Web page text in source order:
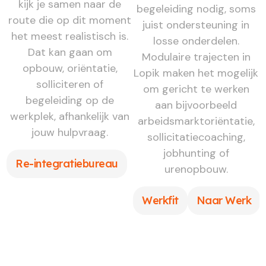
kijk je samen naar de
route die op dit moment
het meest realistisch is.
Dat kan gaan om
opbouw, oriëntatie,
solliciteren of
begeleiding op de
werkplek, afhankelijk van
jouw hulpvraag.
Re-integratiebureau
begeleiding nodig, soms
juist ondersteuning in
losse onderdelen.
Modulaire trajecten in
Lopik maken het mogelijk
om gericht te werken
aan bijvoorbeeld
arbeidsmarktoriëntatie,
sollicitatiecoaching,
jobhunting of
urenopbouw.
Werkfit Naar Werk